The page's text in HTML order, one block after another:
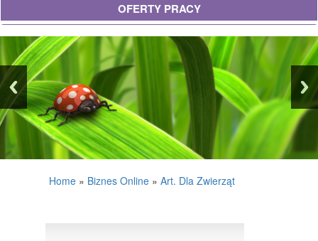
OFERTY PRACY
UBEZPIECZENIA
EKOLOGIA
BANKI, PRZELEWY, WALUTY, KANTORY
WYKOŃCZENIA
PROJEKTOWANIE
Home » Biznes Online » Art. Dla Zwierząt